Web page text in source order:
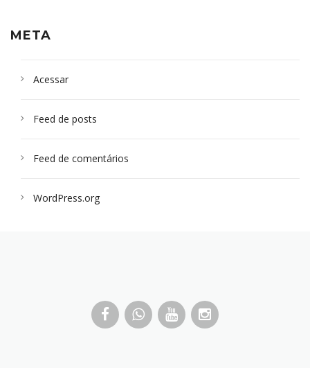
META
Acessar
Feed de posts
Feed de comentários
WordPress.org